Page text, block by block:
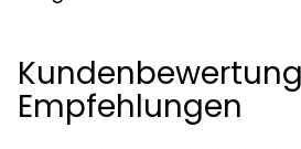
Empfehlungen